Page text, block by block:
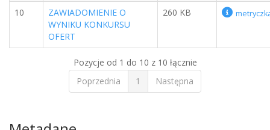
10
ZAWIADOMIENIE O
WYNIKU KONKURSU
OFERT
260 KB
Pozycje od 1 do 10 z 10 łącznie
Poprzednia
1 Następna